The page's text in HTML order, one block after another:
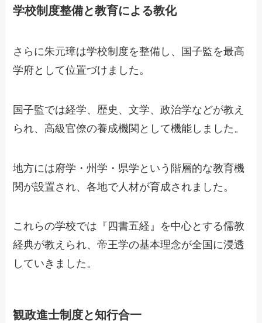
学校制度整備と教育による教化
さらに朱元璋は学校制度を整備し、国子監を最高
学府として位置づけました。
国子監では経学、歴史、文学、政治学などが教え
られ、高級官僚の養成機関として機能しました。
地方には府学・州学・県学という階層的な教育機
関が設置され、各地で人材が育成されました。
これらの学校では『四書五経』を中心とする儒教
経典が教えられ、帝王学の基本理念が全国に浸透
していきました。
観政進士制度と知行合一